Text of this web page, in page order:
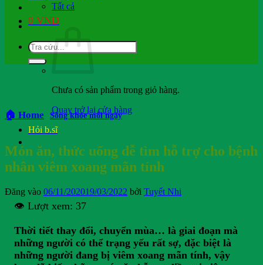
0 VND
Chưa có sản phẩm trong giỏ hàng.
Quay trở lại cửa hàng
Hỏi b.sĩ
Tất cả
🏠 Home Sống khỏe mỗi ngày
Món ăn, thức uống dễ tìm hỗ trợ cho bệnh
nhân viêm xoang mãn tính
Đăng vào 06/11/202019/03/2022 bởi Tuyết Nhi
👁️ Lượt xem: 37
Thời tiết thay đổi, chuyển mùa… là giai đoạn mà
những người có thể trạng yếu rất sợ, đặc biệt là
những người đang bị viêm xoang mãn tính, vậy